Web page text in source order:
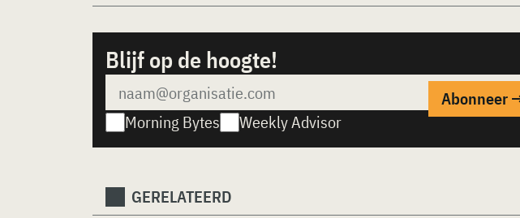
Blijf op de hoogte!
Morning Bytes Weekly Advisor
GERELATEERD